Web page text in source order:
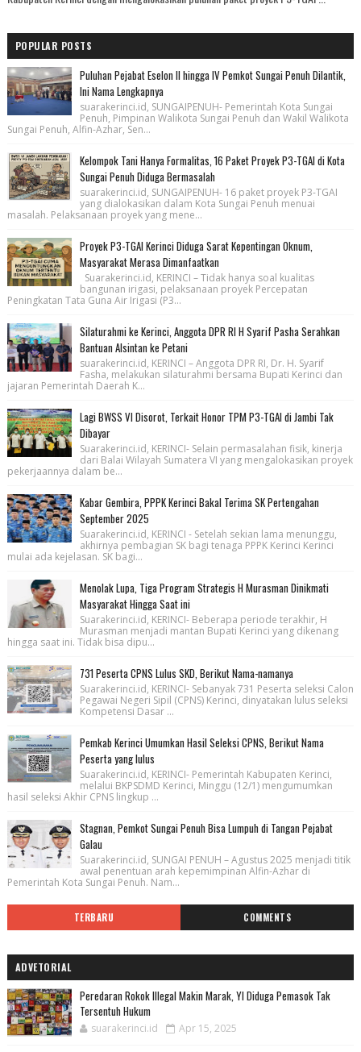
POPULAR POSTS
Puluhan Pejabat Eselon II hingga IV Pemkot Sungai Penuh Dilantik,
Ini Nama Lengkapnya
suarakerinci.id, SUNGAIPENUH- Pemerintah Kota Sungai
Penuh, Pimpinan Walikota Sungai Penuh dan Wakil Walikota
Sungai Penuh, Alfin-Azhar, Sen...
Kelompok Tani Hanya Formalitas, 16 Paket Proyek P3-TGAI di Kota
Sungai Penuh Diduga Bermasalah
suarakerinci.id, SUNGAIPENUH- 16 paket proyek P3-TGAI
yang dialokasikan dalam Kota Sungai Penuh menuai
masalah. Pelaksanaan proyek yang mene...
Proyek P3-TGAI Kerinci Diduga Sarat Kepentingan Oknum,
Masyarakat Merasa Dimanfaatkan
Suarakerinci.id, KERINCI – Tidak hanya soal kualitas
bangunan irigasi, pelaksanaan proyek Percepatan
Peningkatan Tata Guna Air Irigasi (P3...
Silaturahmi ke Kerinci, Anggota DPR RI H Syarif Pasha Serahkan
Bantuan Alsintan ke Petani
suarakerinci.id, KERINCI – Anggota DPR RI, Dr. H. Syarif
Fasha, melakukan silaturahmi bersama Bupati Kerinci dan
jajaran Pemerintah Daerah K...
Lagi BWSS VI Disorot, Terkait Honor TPM P3-TGAI di Jambi Tak
Dibayar
Suarakerinci.id, KERINCI- Selain permasalahan fisik, kinerja
dari Balai Wilayah Sumatera VI yang mengalokasikan proyek
pekerjaannya dalam be...
Kabar Gembira, PPPK Kerinci Bakal Terima SK Pertengahan
September 2025
Suarakerinci.id, KERINCI - Setelah sekian lama menunggu,
akhirnya pembagian SK bagi tenaga PPPK Kerinci Kerinci
mulai ada kejelasan. SK bagi...
Menolak Lupa, Tiga Program Strategis H Murasman Dinikmati
Masyarakat Hingga Saat ini
Suarakerinci.id, KERINCI- Beberapa periode terakhir, H
Murasman menjadi mantan Bupati Kerinci yang dikenang
hingga saat ini. Tidak bisa dipu...
731 Peserta CPNS Lulus SKD, Berikut Nama-namanya
Suarakerinci.id, KERINCI- Sebanyak 731 Peserta seleksi Calon
Pegawai Negeri Sipil (CPNS) Kerinci, dinyatakan lulus seleksi
Kompetensi Dasar ...
Pemkab Kerinci Umumkan Hasil Seleksi CPNS, Berikut Nama
Peserta yang lulus
Suarakerinci.id, KERINCI- Pemerintah Kabupaten Kerinci,
melalui BKPSDMD Kerinci, Minggu (12/1) mengumumkan
hasil seleksi Akhir CPNS lingkup ...
Stagnan, Pemkot Sungai Penuh Bisa Lumpuh di Tangan Pejabat
Galau
Suarakerinci.id, SUNGAI PENUH – Agustus 2025 menjadi titik
awal penentuan arah kepemimpinan Alfin-Azhar di
Pemerintah Kota Sungai Penuh. Nam...
TERBARU COMMENTS
ADVETORIAL
Peredaran Rokok Illegal Makin Marak, YI Diduga Pemasok Tak
Tersentuh Hukum
suarakerinci.id Apr 15, 2025